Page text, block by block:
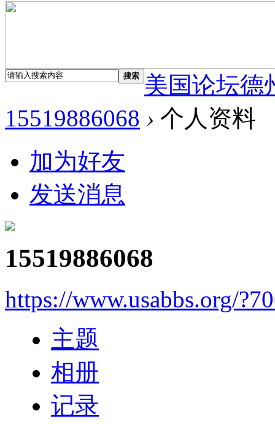
搜索
美国论坛德
15519886068 › 个人资料
加为好友
发送消息
15519886068
https://www.usabbs.org/
主题
相册
记录